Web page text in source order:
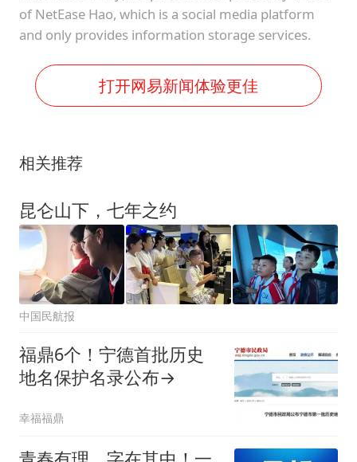
of NetEase Hao, which is a social media platform
and only provides information storage services.
打开网易新闻体验更佳
相关推荐
昆仑山下，七年之约
中国民航报
福鼎6个！宁德首批历史
地名保护名录公布→
幸福福鼎